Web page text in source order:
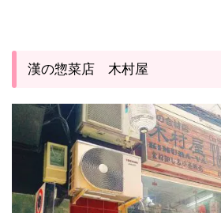
漢の惣菜店 木村屋